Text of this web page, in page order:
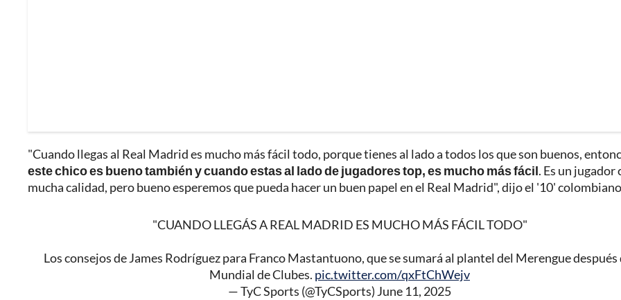
"Cuando llegas al Real Madrid es mucho más fácil todo, porque tienes al lado a todos los que son buenos,
este chico es bueno también y cuando estas al lado de jugadores top, es mucho más fácil. Es un jugador
mucha calidad, pero bueno esperemos que pueda hacer un buen papel en el Real Madrid", dijo el '10'
"CUANDO LLEGÁS A REAL MADRID ES MUCHO MÁS FÁCIL TODO"
Los consejos de James Rodríguez para Franco Mastantuono, que se sumará al plantel del Merengue después
Mundial de Clubes. pic.twitter.com/qxFtChWejv
— TyC Sports (@TyCSports) June 11, 2025